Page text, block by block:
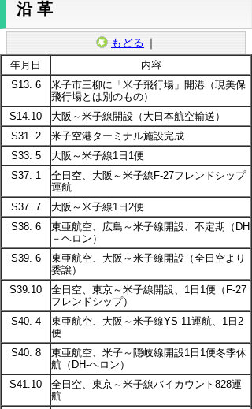
沿革
もどる ｜
年月日
内容
S13. 6
米子市三柳に「米子飛行場」開港（現美保
飛行場とは別のもの）
S14.10
大阪～米子線開設（大日本航空輸送）
S31. 2
米子空港ターミナル施設完成
S33. 5
大阪～米子線1日1便
S37. 1
全日空、大阪～米子線F-27フレンドシップ
運航
S37. 7
大阪～米子線1日2便
S38. 6
東亜航空、広島～米子線開設、不定期（DH
－ヘロン）
S39. 6
東亜航空、大阪～米子線開設（全日空より
委譲）
S39.10
全日空、東京～米子線開設、1日1便（F-27
フレンドシップ）
S40. 4
東亜航空、大阪～米子線YS-11運航、1日2
便
S40. 8
東亜航空、米子～隠岐線開設1日1便冬季休
航（DH-ヘロン）
S41.10
全日空、東京～米子線バイカウント828運
航